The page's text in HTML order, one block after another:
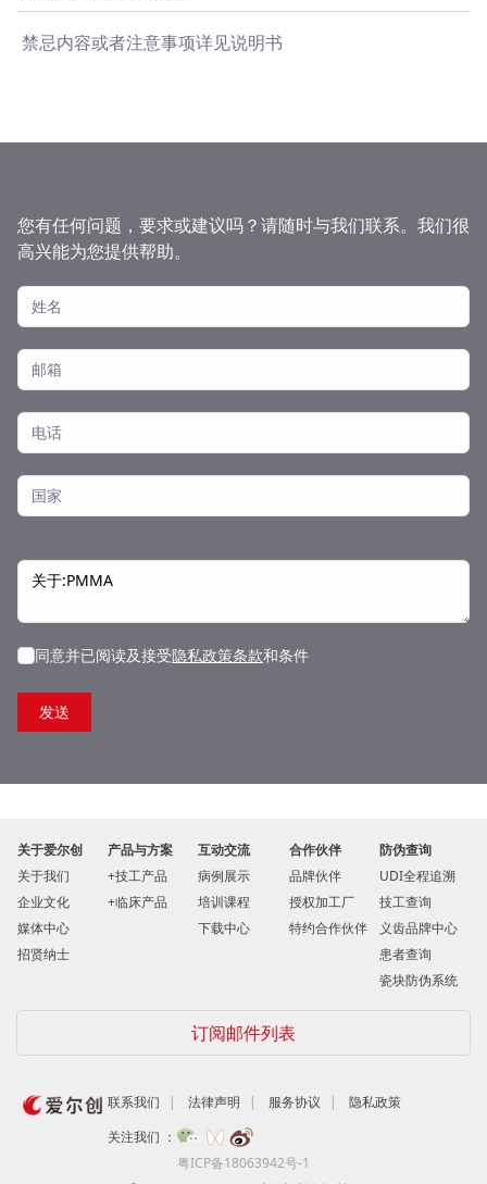
禁忌内容或者注意事项详见说明书
您有任何问题，要求或建议吗？请随时与我们联系。我们很
高兴能为您提供帮助。
同意并已阅读及接受隐私政策条款和条件
关于爱尔创
关于我们
企业文化
媒体中心
招贤纳士
产品与方案
技工产品
临床产品
互动交流
病例展示
培训课程
下载中心
合作伙伴
品牌伙伴
授权加工厂
特约合作伙伴
防伪查询
UDI全程追溯
技工查询
义齿品牌中心
患者查询
瓷块防伪系统
联系我们 法律声明 服务协议
隐私政策
关注我们 ：
订阅邮件列表
粤ICP备18063942号-1